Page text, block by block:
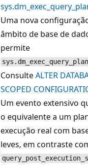
Uma nova
âmbito de base de
permite
ConsulteALTER
SCOPED
Um evento extensivo
o equivalente a um
execução real com
leves, em contraste